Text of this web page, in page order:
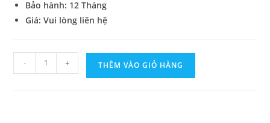
Bảo hành: 12 Tháng
Giá: Vui lòng liên hệ
máy
- + THÊM VÀO GIỎ HÀNG